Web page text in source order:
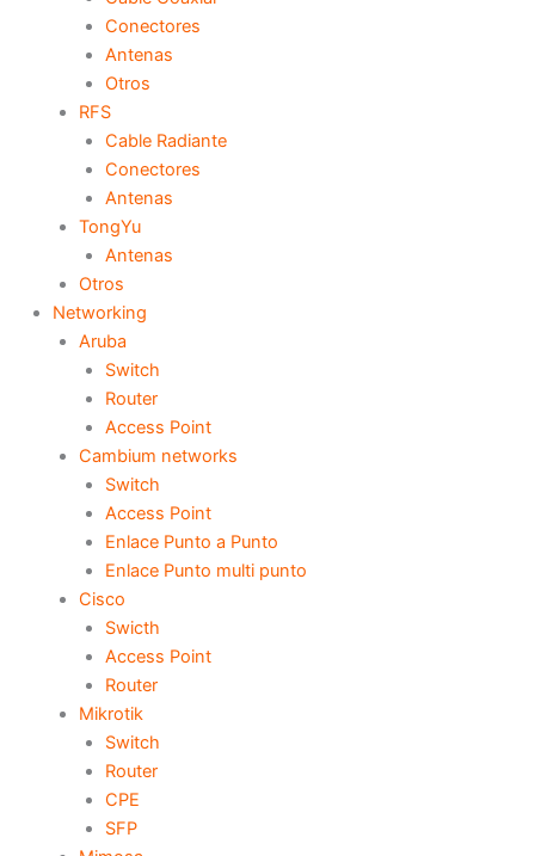
Conectores
Antenas
Otros
RFS
Cable Radiante
Conectores
Antenas
TongYu
Antenas
Otros
Networking
Aruba
Switch
Router
Access Point
Cambium networks
Switch
Access Point
Enlace Punto a Punto
Enlace Punto multi punto
Cisco
Swicth
Access Point
Router
Mikrotik
Switch
Router
CPE
SFP